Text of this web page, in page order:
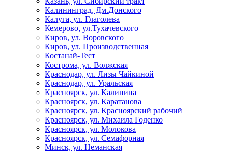
Калининград, Дм.Донского
Калуга, ул. Глаголева
Кемерово, ул.Тухачевского
Киров, ул. Воровского
Киров, ул. Производственная
Костанай-Тест
Кострома, ул. Волжская
Краснодар, ул. Лизы Чайкиной
Краснодар, ул. Уральская
Красноярск, ул. Калинина
Красноярск, ул. Каратанова
Красноярск, ул. Красноярский рабочий
Красноярск, ул. Михаила Годенко
Красноярск, ул. Молокова
Красноярск, ул. Семафорная
Минск, ул. Неманская